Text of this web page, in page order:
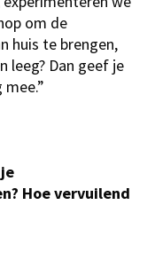
om de
huis te brengen,
leeg? Dan geef je
Hoe vervuilend